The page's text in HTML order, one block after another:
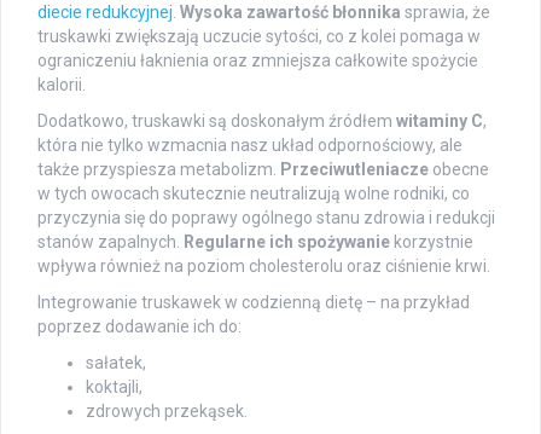
diecie redukcyjnej. Wysoka zawartość błonnika sprawia, że
truskawki zwiększają uczucie sytości, co z kolei pomaga w
ograniczeniu łaknienia oraz zmniejsza całkowite spożycie
kalorii.
Dodatkowo, truskawki są doskonałym źródłem witaminy C,
która nie tylko wzmacnia nasz układ odpornościowy, ale
także przyspiesza metabolizm. Przeciwutleniacze obecne
w tych owocach skutecznie neutralizują wolne rodniki, co
przyczynia się do poprawy ogólnego stanu zdrowia i redukcji
stanów zapalnych. Regularne ich spożywanie korzystnie
wpływa również na poziom cholesterolu oraz ciśnienie krwi.
Integrowanie truskawek w codzienną dietę – na przykład
poprzez dodawanie ich do:
sałatek,
koktajli,
zdrowych przekąsek.